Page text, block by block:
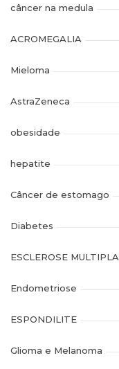
câncer na medula
ACROMEGALIA
Mieloma
AstraZeneca
obesidade
hepatite
Câncer de estomago
Diabetes
ESCLEROSE MULTIPLA
Endometriose
ESPONDILITE
Glioma e Melanoma